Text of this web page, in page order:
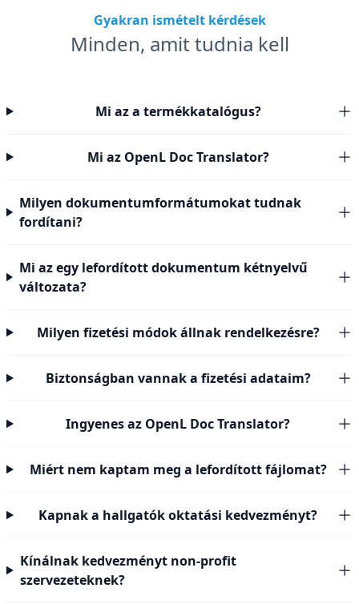
Gyakran ismételt kérdések
Minden, amit tudnia kell
Mi az a termékkatalógus?
Mi az OpenL Doc Translator?
Milyen dokumentumformátumokat tudnak
fordítani?
Mi az egy lefordított dokumentum kétnyelvű
változata?
Milyen fizetési módok állnak rendelkezésre?
Biztonságban vannak a fizetési adataim?
Ingyenes az OpenL Doc Translator?
Miért nem kaptam meg a lefordított fájlomat?
Kapnak a hallgatók oktatási kedvezményt?
Kínálnak kedvezményt non-profit
szervezeteknek?